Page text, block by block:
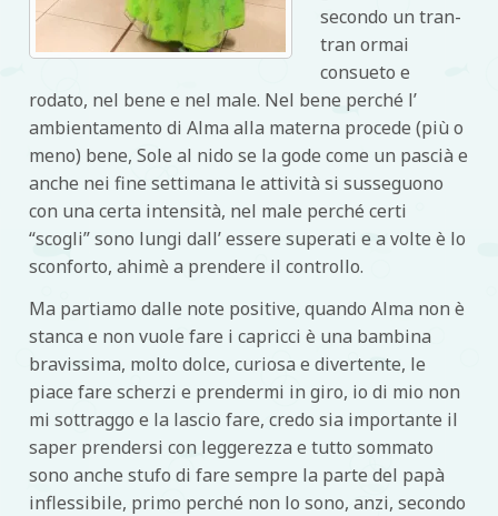
secondo un tran-
tran ormai
consueto e
rodato, nel bene e nel male. Nel bene perché l’
ambientamento di Alma alla materna procede (più o
meno) bene, Sole al nido se la gode come un pascià e
anche nei fine settimana le attività si susseguono
con una certa intensità, nel male perché certi
“scogli” sono lungi dall’ essere superati e a volte è lo
sconforto, ahimè a prendere il controllo.
Ma partiamo dalle note positive, quando Alma non è
stanca e non vuole fare i capricci è una bambina
bravissima, molto dolce, curiosa e divertente, le
piace fare scherzi e prendermi in giro, io di mio non
mi sottraggo e la lascio fare, credo sia importante il
saper prendersi con leggerezza e tutto sommato
sono anche stufo di fare sempre la parte del papà
inflessibile, primo perché non lo sono, anzi, secondo